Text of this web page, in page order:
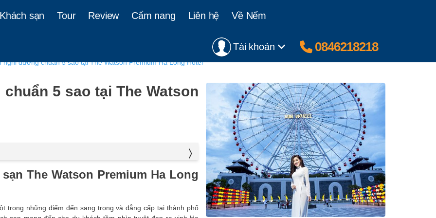
Khách sạn (current)
Tour(current)
Review Cẩm nang Liên hệ Về Nếm
Tài khoản 0846218218
nghỉ dưỡng chuẩn 5 sao tại The Watson Premium Ha Long Hotel
5 sao tại The Watson
Watson Premium Ha Long Hotel
Watson Premium Ha Long Hotel
The Watson Premium Ha Long
trong những điểm đến sang trọng và đẳng cấp tại thành phố